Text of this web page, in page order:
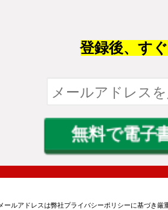
登録後、す
ールアドレスは弊社プライバシーポリシーに基づき